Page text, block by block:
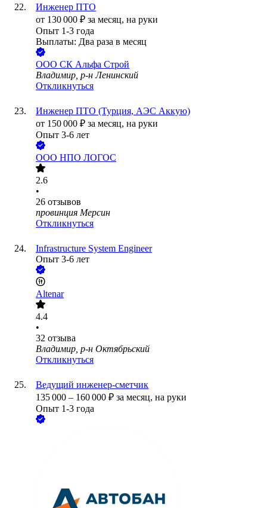
Инженер ПТО
от 130 000 ₽ за месяц, на руки
Опыт 1-3 года
Выплаты: Два раза в месяц
ООО СК Альфа Строй
Владимир, р-н Ленинский
Откликнуться
Инженер ПТО (Турция, АЭС Аккую)
от 150 000 ₽ за месяц, на руки
Опыт 3-6 лет
ООО НПО ЛОГОС
2.6
•
26 отзывов
провинция Мерсин
Откликнуться
Infrastructure System Engineer
Опыт 3-6 лет
Altenar
4.4
•
32 отзыва
Владимир, р-н Октябрьский
Откликнуться
Ведущий инженер-сметчик
135 000 – 160 000 ₽ за месяц, на руки
Опыт 1-3 года